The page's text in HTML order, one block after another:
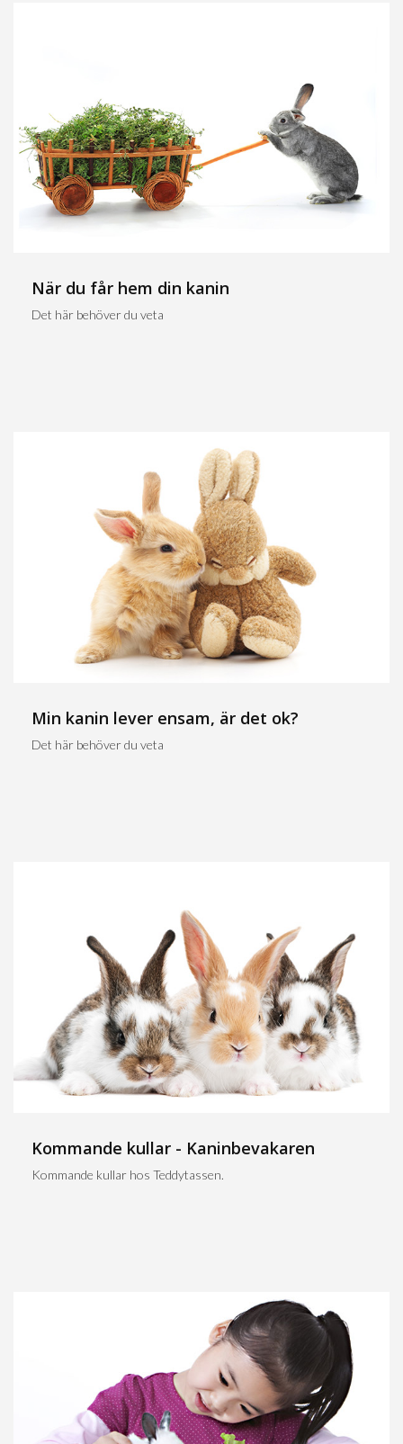
När du får hem din kanin
Det här behöver du veta
Min kanin lever ensam, är det ok?
Det här behöver du veta
Kommande kullar - Kaninbevakaren
Kommande kullar hos Teddytassen.